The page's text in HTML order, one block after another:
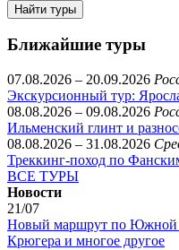
Найти туры
Ближайшие туры
07.08.2026 – 20.09.2026
Экскурсионный тур:
08.08.2026 – 09.08.2026
Ильменский глинт и
08.08.2026 – 31.08.2026
Треккинг-поход по
ВСЕ ТУРЫ
Новости
21/07
Новый маршрут по Южной
Крюгера и многое другое